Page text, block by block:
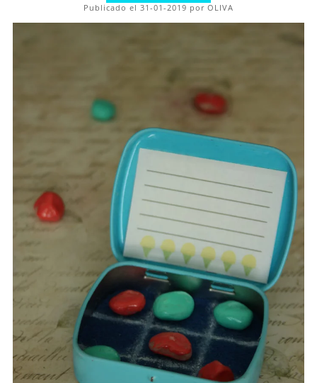
Publicado el 31-01-2019 por OLIVA